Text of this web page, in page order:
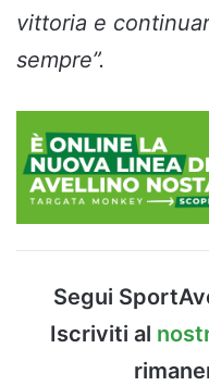
vittoria e
sempre”.
Segui
Iscriviti al